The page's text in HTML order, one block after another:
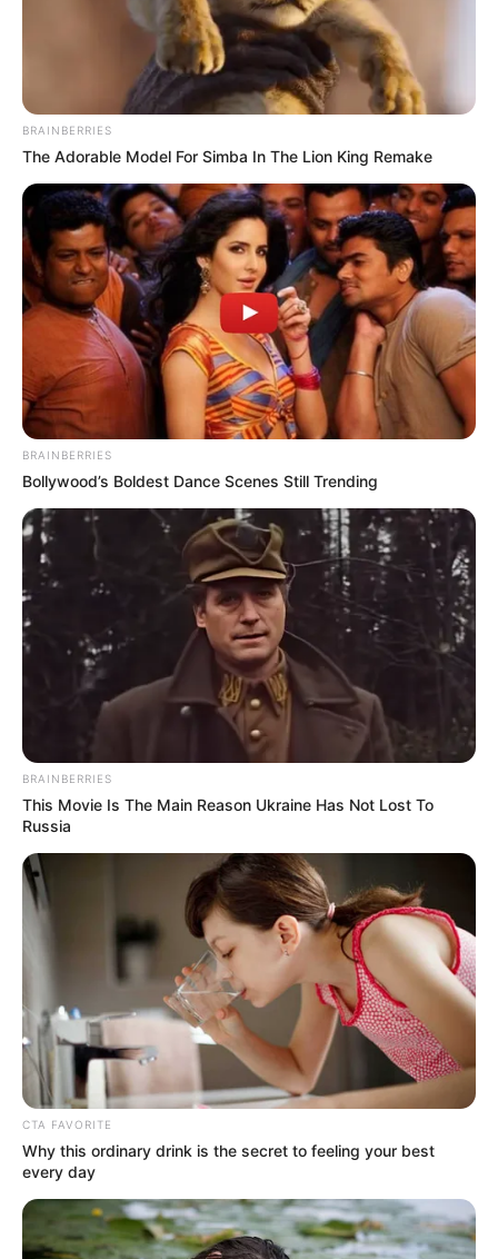
BRAINBERRIES
The Adorable Model For Simba In The Lion King Remake
BRAINBERRIES
Bollywood’s Boldest Dance Scenes Still Trending
BRAINBERRIES
This Movie Is The Main Reason Ukraine Has Not Lost To
Russia
CTA FAVORITE
Why this ordinary drink is the secret to feeling your best
every day